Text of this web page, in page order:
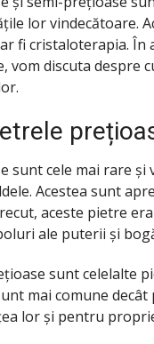
lor vindecătoare.
fi cristaloterapia.
vom discuta despre
sunt cele mai rare
Acestea sunt
aceste pietre
ale puterii și
sunt celelalte
mai comune
lor și pentru